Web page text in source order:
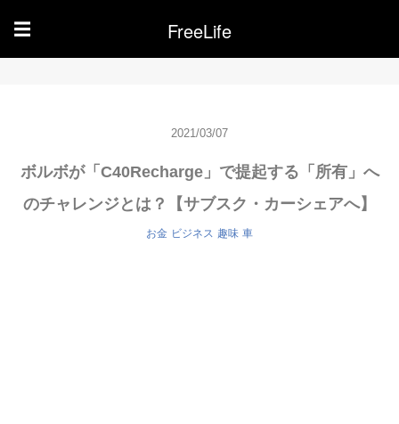
☰ FreeLife
2021/03/07
ボルボが「C40Recharge」で提起する「所有」へ
のチャレンジとは？【サブスク・カーシェアへ】
お金 ビジネス 趣味 車